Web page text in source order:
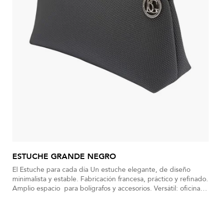
ESTUCHE GRANDE NEGRO
El Estuche para cada día Un estuche elegante, de diseño
minimalista y estable. Fabricación francesa, práctico y refinado.
Amplio espacio para bolígrafos y accesorios. Versátil: oficina,